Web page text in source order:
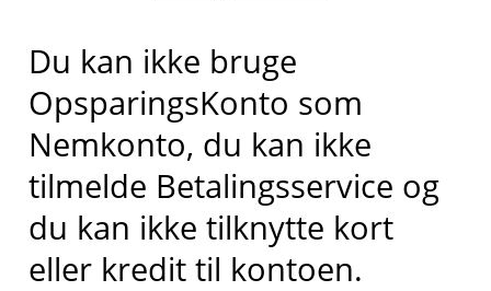
Du kan ikke bruge
OpsparingsKonto som
Nemkonto, du kan ikke
tilmelde Betalingsservice og
du kan ikke tilknytte kort
eller kredit til kontoen.